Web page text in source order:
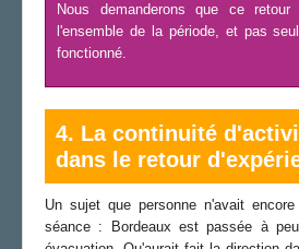
Nous demanderons que ce retour
l'ensemble de la période, et pas
fonctionné.
4. La continuité
dans le retour
Un sujet que personne n'avait
séance : Bordeaux est passée à